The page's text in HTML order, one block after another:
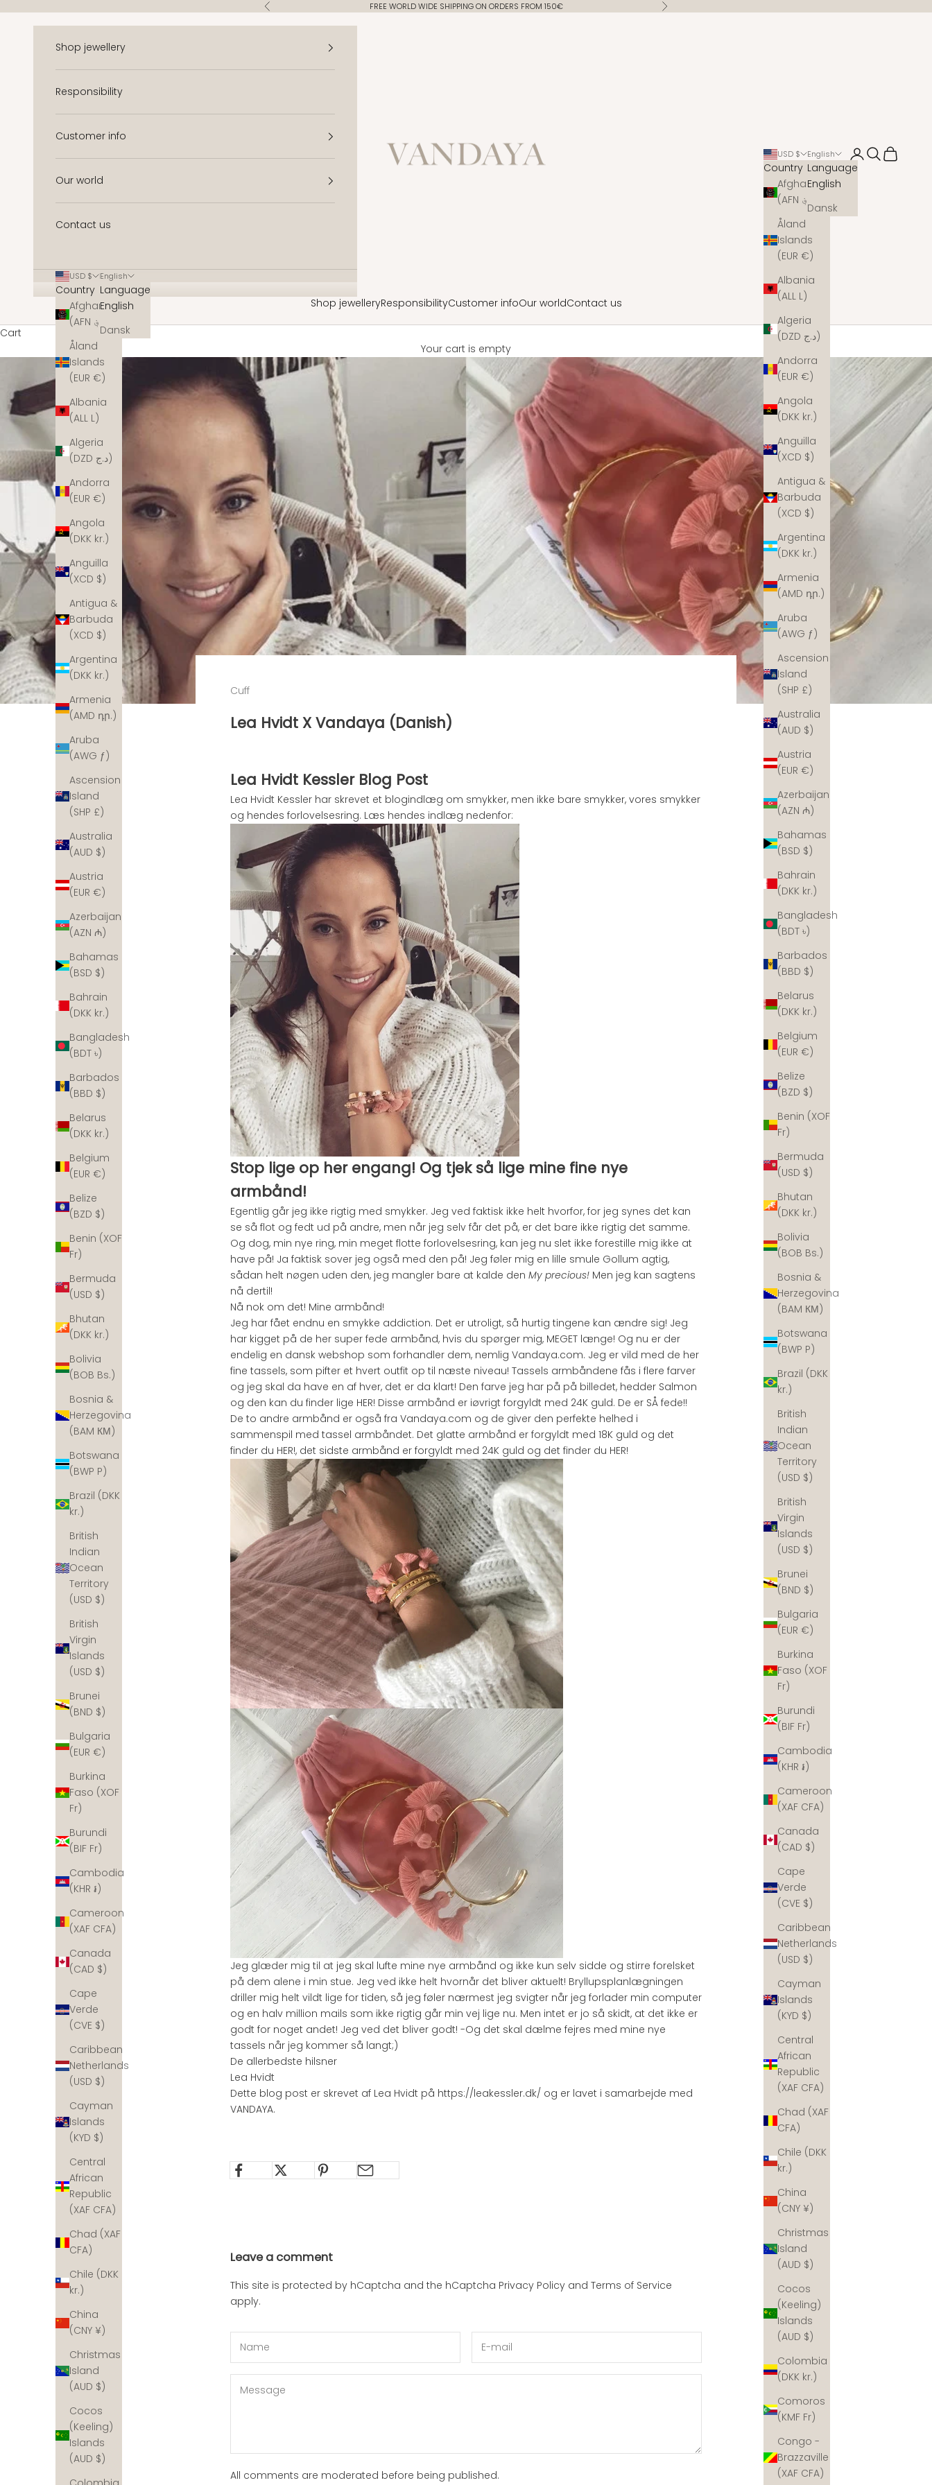
Previous FREE WORLD WIDE SHIPPING ON ORDERS FROM 150€ Next
Vandaya
Shop jewelleryResponsibilityCustomer infoOur worldContact us
USD $
Country
Afghanistan
Åland
Islands
(EUR €)
Albania
(ALL L)
Algeria
(DZD د.ج)
Andorra
(EUR €)
Angola
(DKK kr.)
Anguilla
(XCD $)
Antigua &
Barbuda
(XCD $)
Argentina
(DKK kr.)
Armenia
(AMD դր.)
Aruba
(AWG ƒ)
Ascension
Island
(SHP £)
Australia
(AUD $)
Austria
(EUR €)
Azerbaijan
(AZN ₼)
Bahamas
(BSD $)
Bahrain
(DKK kr.)
Bangladesh
(BDT ৳)
Barbados
(BBD $)
Belarus
(DKK kr.)
Belgium
(EUR €)
Belize
(BZD $)
Benin (XOF
Fr)
Bermuda
(USD $)
Bhutan
(DKK kr.)
Bolivia
(BOB Bs.)
Bosnia &
Herzegovina
(BAM КМ)
Botswana
(BWP P)
Brazil (DKK
kr.)
British
Indian
Ocean
Territory
(USD $)
British
Virgin
Islands
(USD $)
Brunei
(BND $)
Bulgaria
(EUR €)
Burkina
Faso (XOF
Fr)
Burundi
(BIF Fr)
Cambodia
(KHR ៛)
Cameroon
(XAF CFA)
Canada
(CAD $)
Cape
Verde
(CVE $)
Caribbean
Netherlands
(USD $)
Cayman
Islands
(KYD $)
Central
African
Republic
(XAF CFA)
Chad (XAF
CFA)
Chile (DKK
kr.)
China
(CNY ¥)
Christmas
Island
(AUD $)
Cocos
(Keeling)
Islands
(AUD $)
Colombia
(DKK kr.)
Comoros
(KMF Fr)
Congo -
Brazzaville
(XAF CFA)
English
Language
English
Dansk
Open account
Open search
Open cart
Shop jewellery
Responsibility
Customer info
Our world
Contact us
USD $
Country
Afghanistan
Åland
Islands
(EUR €)
Albania
(ALL L)
Algeria
(DZD د.ج)
Andorra
(EUR €)
Angola
(DKK kr.)
Anguilla
(XCD $)
Antigua &
Barbuda
(XCD $)
Argentina
(DKK kr.)
Armenia
(AMD դր.)
Aruba
(AWG ƒ)
Ascension
Island
(SHP £)
Australia
(AUD $)
Austria
(EUR €)
Azerbaijan
(AZN ₼)
Bahamas
(BSD $)
Bahrain
(DKK kr.)
Bangladesh
(BDT ৳)
Barbados
(BBD $)
Belarus
(DKK kr.)
Belgium
(EUR €)
Belize
(BZD $)
Benin (XOF
Fr)
Bermuda
(USD $)
Bhutan
(DKK kr.)
Bolivia
(BOB Bs.)
Bosnia &
Herzegovina
(BAM КМ)
Botswana
(BWP P)
Brazil (DKK
kr.)
British
Indian
Ocean
Territory
(USD $)
British
Virgin
Islands
(USD $)
Brunei
(BND $)
Bulgaria
(EUR €)
Burkina
Faso (XOF
Fr)
Burundi
(BIF Fr)
Cambodia
(KHR ៛)
Cameroon
(XAF CFA)
Canada
(CAD $)
Cape
Verde
(CVE $)
Caribbean
Netherlands
(USD $)
Cayman
Islands
(KYD $)
Central
African
Republic
(XAF CFA)
Chad (XAF
CFA)
Chile (DKK
kr.)
China
(CNY ¥)
Christmas
Island
(AUD $)
Cocos
(Keeling)
Islands
(AUD $)
English
Language
English
Dansk
Cart
Your cart is empty
Cuff
Lea Hvidt X Vandaya (Danish)
Lea Hvidt Kessler Blog Post
Lea Hvidt Kessler har skrevet et blogindlæg om smykker, men ikke bare smykker, vores smykker
og hendes forlovelsesring. Læs hendes indlæg nedenfor:
Stop lige op her engang! Og tjek så lige mine fine nye
armbånd!
Egentlig går jeg ikke rigtig med smykker. Jeg ved faktisk ikke helt hvorfor, for jeg synes det kan
se så flot og fedt ud på andre, men når jeg selv får det på, er det bare ikke rigtig det samme.
Og dog, min nye ring, min meget flotte forlovelsesring, kan jeg nu slet ikke forestille mig ikke at
have på! Ja faktisk sover jeg også med den på! Jeg føler mig en lille smule Gollum agtig,
sådan helt nøgen uden den, jeg mangler bare at kalde den My precious! Men jeg kan sagtens
nå dertil!
Nå nok om det! Mine armbånd!
Jeg har fået endnu en smykke addiction. Det er utroligt, så hurtig tingene kan ændre sig! Jeg
har kigget på de her super fede armbånd, hvis du spørger mig, MEGET længe! Og nu er der
endelig en dansk webshop som forhandler dem, nemlig Vandaya.com. Jeg er vild med de her
fine tassels, som pifter et hvert outfit op til næste niveau! Tassels armbåndene fås i flere farver
og jeg skal da have en af hver, det er da klart! Den farve jeg har på på billedet, hedder Salmon
og den kan du finder lige HER! Disse armbånd er iøvrigt forgyldt med 24K guld. De er SÅ fede!!
De to andre armbånd er også fra Vandaya.com og de giver den perfekte helhed i
sammenspil med tassel armbåndet. Det glatte armbånd er forgyldt med 18K guld og det
finder du HER!, det sidste armbånd er forgyldt med 24K guld og det finder du HER!
Jeg glæder mig til at jeg skal lufte mine nye armbånd og ikke kun selv sidde og stirre forelsket
på dem alene i min stue. Jeg ved ikke helt hvornår det bliver aktuelt! Bryllupsplanlægningen
driller mig helt vildt lige for tiden, så jeg føler nærmest jeg svigter når jeg forlader min computer
og en halv million mails som ikke rigtig går min vej lige nu. Men intet er jo så skidt, at det ikke er
godt for noget andet! Jeg ved det bliver godt! -Og det skal dælme fejres med mine nye
tassels når jeg kommer så langt;)
De allerbedste hilsner
Lea Hvidt
Dette blog post er skrevet af Lea Hvidt på https://leakessler.dk/ og er lavet i samarbejde med
VANDAYA.
Leave a comment
This site is protected by hCaptcha and the hCaptcha Privacy Policy and Terms of Service
apply.
All comments are moderated before being published.